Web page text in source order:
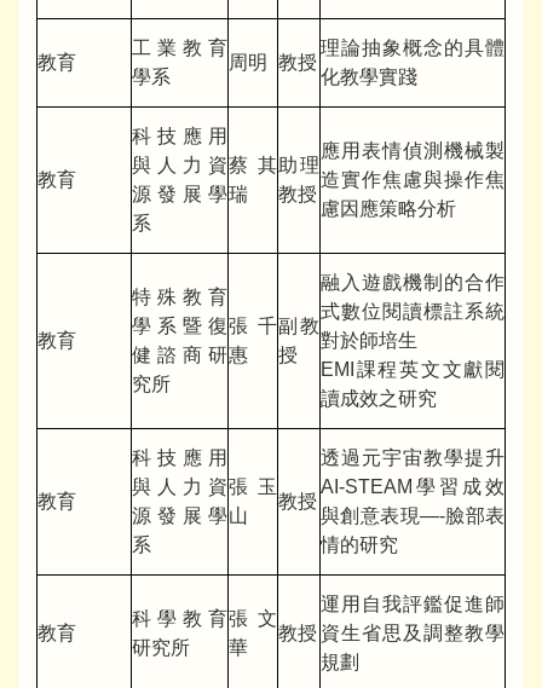
教育
工業教育
學系
周明 教授
理論抽象概念的具體
化教學實踐
教育
科技應用
與人力資
源發展學
系
蔡其
瑞
助理
教授
應用表情偵測機械製
造實作焦慮與操作焦
慮因應策略分析
教育
特殊教育
學系暨復
健諮商研
究所
張千
惠
副教
授
融入遊戲機制的合作
式數位閱讀標註系統
對於師培生
EMI課程英文文獻閱
讀成效之研究
教育
科技應用
與人力資
源發展學
系
張玉
山
教授
透過元宇宙教學提升
AI-STEAM學習成效
與創意表現—-臉部表
情的研究
教育
科學教育
研究所
張文
華
教授
運用自我評鑑促進師
資生省思及調整教學
規劃